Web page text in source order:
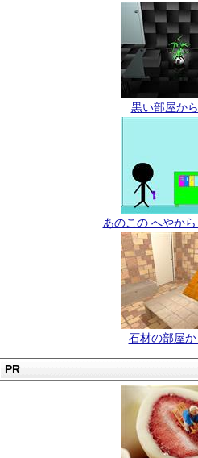
黒い部屋か
あのこの へやから
石材の部屋
PR